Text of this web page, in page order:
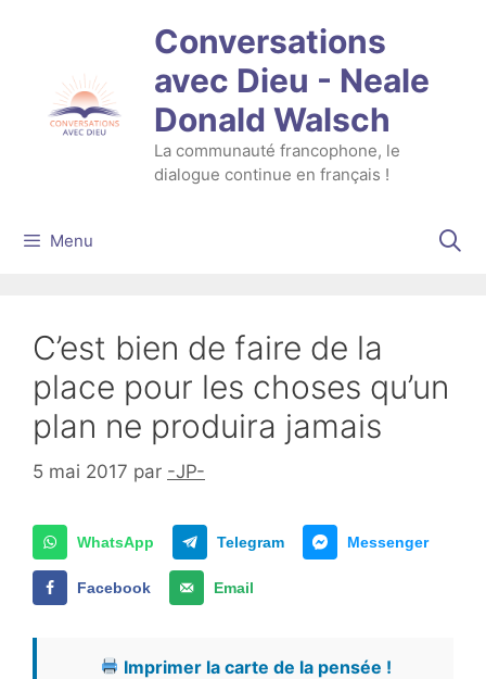
Conversations
avec Dieu - Neale
Donald Walsch
La communauté francophone, le
dialogue continue en français !
Menu
C’est bien de faire de la
place pour les choses qu’un
plan ne produira jamais
5 mai 2017 par -JP-
WhatsApp Telegram Messenger
Facebook Email
Imprimer la carte de la pensée !